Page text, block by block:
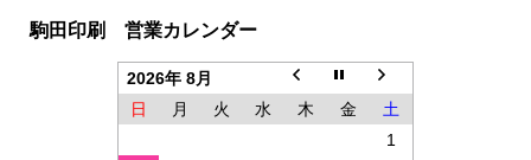
駒田印刷 営業カレンダー
2026年 8月
日
月 火 水 木 金
土
1